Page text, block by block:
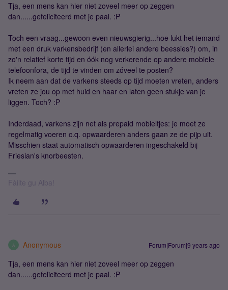
Tja, een mens kan hier niet zoveel meer op zeggen
dan......gefeliciteerd met je paal. :P
Toch een vraag...gewoon even nieuwsgierig...hoe lukt het iemand
met een druk varkensbedrijf (en allerlei andere beessies?) om, in
zo'n relatief korte tijd en óók nog verkerende op andere mobiele
telefoonfora, de tijd te vinden om zóveel te posten?
Ik neem aan dat de varkens steeds op tijd moeten vreten, anders
vreten ze jou op met huid en haar en laten geen stukje van je
liggen. Toch? :P
Inderdaad, varkens zijn net als prepaid mobieltjes: je moet ze
regelmatig voeren c.q. opwaarderen anders gaan ze de pijp uit.
Misschien staat automatisch opwaarderen ingeschakeld bij
Friesian's knorbeesten.
Fàilte gu Alba!
A Anonymous Forum|Forum|9 years ago
Tja, een mens kan hier niet zoveel meer op zeggen
dan......gefeliciteerd met je paal. :P